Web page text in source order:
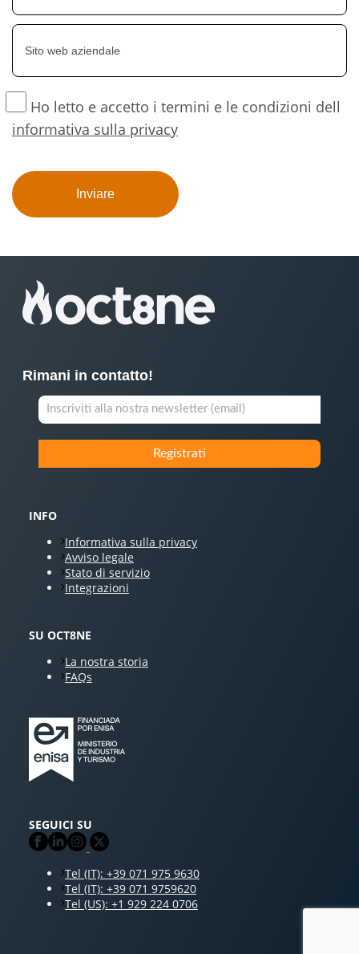
Ho letto e accetto i termini e le condizioni dell
informativa sulla privacy
Rimani in contatto!
INFO
Informativa sulla privacy
Avviso legale
Stato di servizio
Integrazioni
SU OCT8NE
La nostra storia
FAQs
SEGUICI SU
Tel (IT): +39 071 975 9630
Tel (IT): +39 071 9759620
Tel (US): +1 929 224 0706